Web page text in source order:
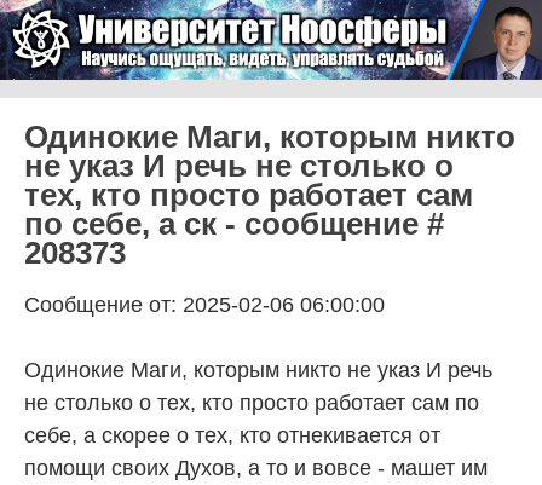
Университет Ноосферы
Одинокие Маги, которым никто
не указ И речь не столько о
тех, кто просто работает сам
по себе, а ск - сообщение #
208373
Сообщение от: 2025-02-06 06:00:00
Одинокие Маги, которым никто не указ И речь
не столько о тех, кто просто работает сам по
себе, а скорее о тех, кто отнекивается от
помощи своих Духов, а то и вовсе - машет им